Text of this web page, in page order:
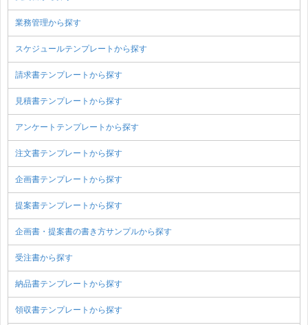
業務管理から探す
スケジュールテンプレートから探す
請求書テンプレートから探す
見積書テンプレートから探す
アンケートテンプレートから探す
注文書テンプレートから探す
企画書テンプレートから探す
提案書テンプレートから探す
企画書・提案書の書き方サンプルから探す
受注書から探す
納品書テンプレートから探す
領収書テンプレートから探す